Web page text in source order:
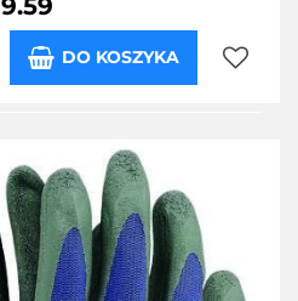
9.59
DO KOSZYKA